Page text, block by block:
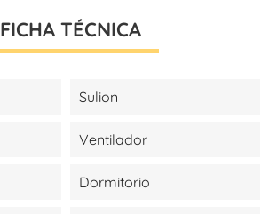
FICHA TÉCNICA
Sulion
Ventilador
Dormitorio